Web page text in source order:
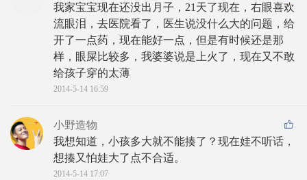
我家宝宝现在还没出月子，21天了现在，右眼喜欢
流眼泪，去医院看了，医生说没什么大的问题，给
开了一点药，现在能好一点，但是有时候还是那
样，眼屎比较多，我婆婆说是上火了，现在又不敢
给孩子穿的太薄
2014-5-14 16:59
小野造物
我想知道，小孩多大就不能揍了？现在娃不听话，
想揍又怕娃大了点不合适。
2014-5-14 17:07